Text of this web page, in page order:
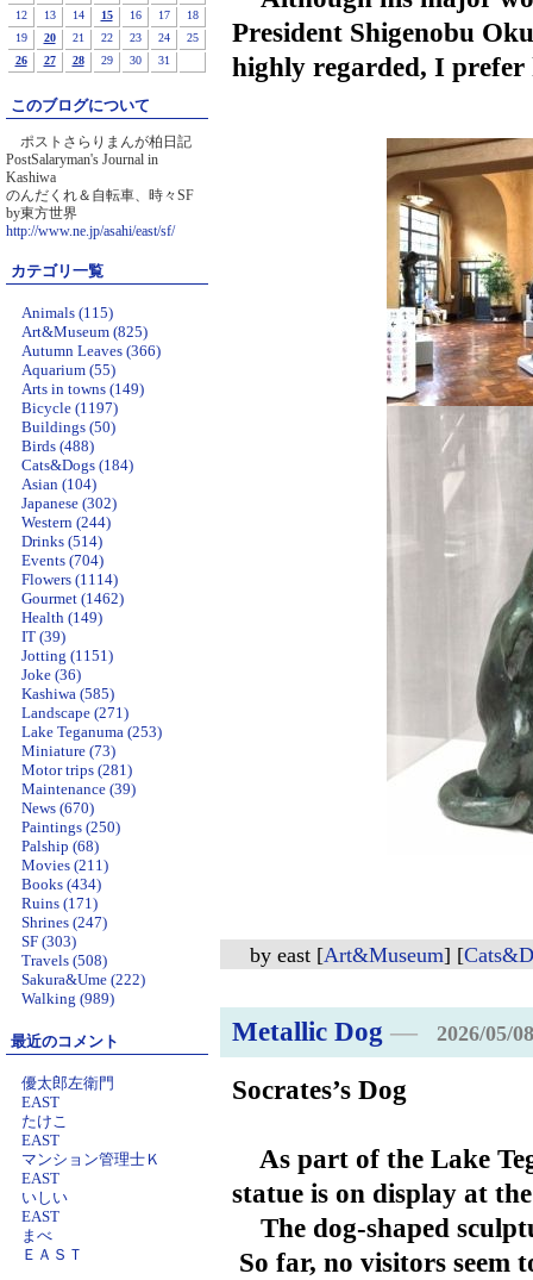
12
13 14 15 16 17
18
19
20 21 22 23 24
25
26
27 28 29 30 31
このブログについて
ポストさらりまんが柏日記
PostSalaryman's Journal in
Kashiwa
のんだくれ＆自転車、時々SF
by東方世界
http://www.ne.jp/asahi/east/sf/
カテゴリ一覧
Animals (115)
Art&Museum (825)
Autumn Leaves (366)
Aquarium (55)
Arts in towns (149)
Bicycle (1197)
Buildings (50)
Birds (488)
Cats&Dogs (184)
Asian (104)
Japanese (302)
Western (244)
Drinks (514)
Events (704)
Flowers (1114)
Gourmet (1462)
Health (149)
IT (39)
Jotting (1151)
Joke (36)
Kashiwa (585)
Landscape (271)
Lake Teganuma (253)
Miniature (73)
Motor trips (281)
Maintenance (39)
News (670)
Paintings (250)
Palship (68)
Movies (211)
Books (434)
Ruins (171)
Shrines (247)
SF (303)
Travels (508)
Sakura&Ume (222)
Walking (989)
最近のコメント
優太郎左衛門
EAST
たけこ
EAST
マンション管理士Ｋ
EAST
いしい
EAST
まべ
ＥＡＳＴ
President Shigenobu
highly regarded, I prefer
by east [Art&Museum] [
Metallic Dog ― 2026/05/
Socrates’s Dog
As part of the Lake
statue is on display at
The dog‑shaped
So far, no visitors seem